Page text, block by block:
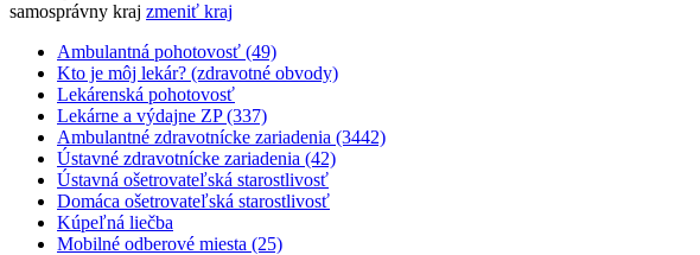
samosprávny kraj zmeniť kraj
Ambulantná pohotovosť (49)
Kto je môj lekár? (zdravotné obvody)
Lekárenská pohotovosť
Lekárne a výdajne ZP (337)
Ambulantné zdravotnícke zariadenia (3442)
Ústavné zdravotnícke zariadenia (42)
Ústavná ošetrovateľská starostlivosť
Domáca ošetrovateľská starostlivosť
Kúpeľná liečba
Mobilné odberové miesta (25)